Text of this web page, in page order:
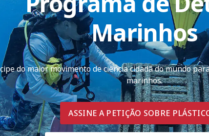
Marinhos
do maior movimento de ciência cidadã do mundo
marinhos.
ASSINE A PETIÇÃO SOBRE